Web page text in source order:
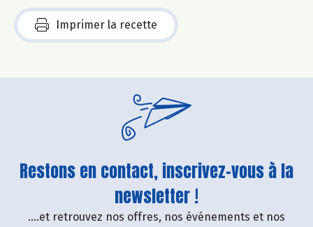
Imprimer la recette
Restons en contact, inscrivez-vous à la
newsletter !
....et retrouvez nos offres, nos événements et nos